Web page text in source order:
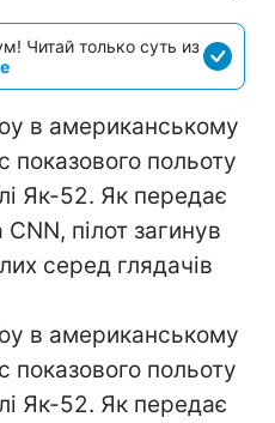
Читай только суть из
в американському
показового польоту
Як-52. Як передає
пілот загинув
серед глядачів
в американському
показового польоту
Як-52. Як передає